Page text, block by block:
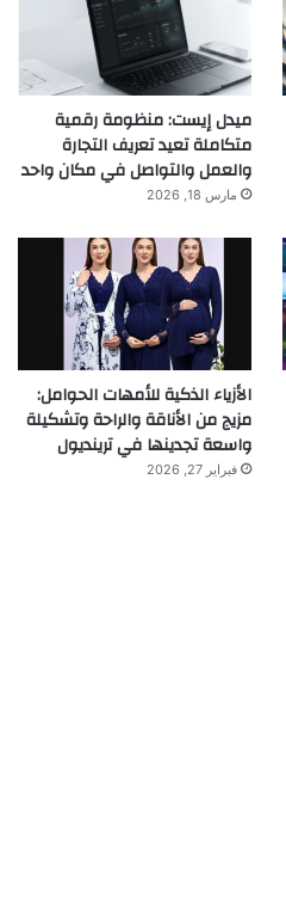
ميدل إيست: منظومة رقمية
متكاملة تعيد تعريف التجارة
والعمل والتواصل في مكان واحد
مارس 18, 2026
الأزياء الذكية للأمهات الحوامل:
مزيج من الأناقة والراحة وتشكيلة
واسعة تجدينها في ترينديول
فبراير 27, 2026